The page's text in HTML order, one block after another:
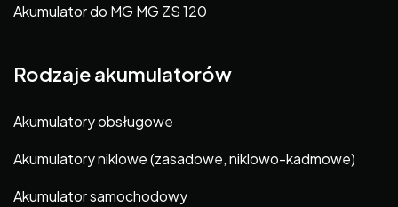
Akumulator do MG MG ZS 120
Rodzaje akumulatorów
Akumulatory obsługowe
Akumulatory niklowe (zasadowe, niklowo-kadmowe)
Akumulator samochodowy